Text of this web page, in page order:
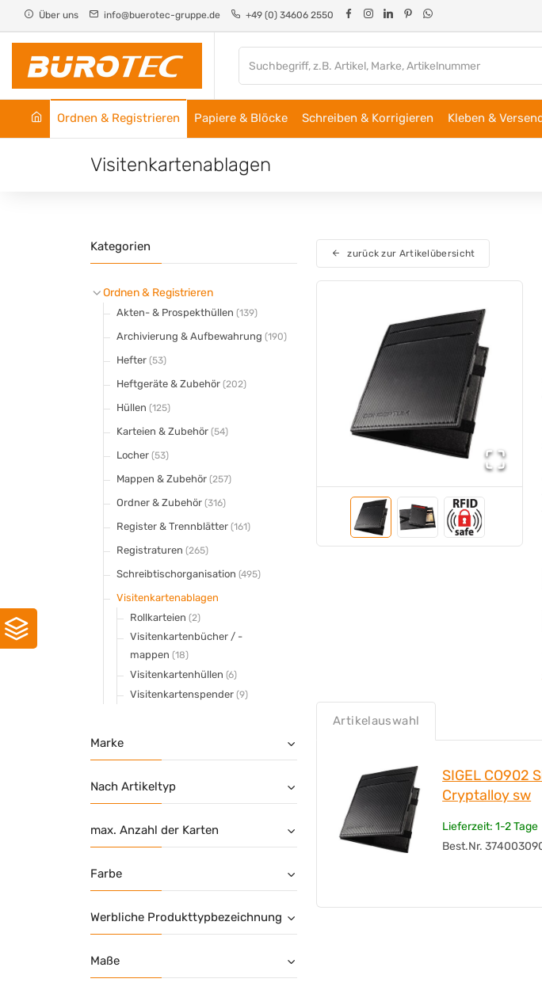
Über uns info@buerotec-gruppe.de +49 (0) 34606 2550
Ordnen & Registrieren Papiere & Blöcke Schreiben & Korrigieren Kleben &
Visitenkartenablagen
Kategorien
Ordnen & Registrieren
Akten- & Prospekthüllen (139)
Archivierung & Aufbewahrung (190)
Hefter (53)
Heftgeräte & Zubehör (202)
Hüllen (125)
Karteien & Zubehör (54)
Locher (53)
Mappen & Zubehör (257)
Ordner & Zubehör (316)
Register & Trennblätter (161)
Registraturen (265)
Schreibtischorganisation (495)
Visitenkartenablagen
Rollkarteien (2)
Visitenkartenbücher / -
mappen (18)
Visitenkartenhüllen (6)
Visitenkartenspender (9)
Marke
Nach Artikeltyp
max. Anzahl der Karten
Farbe
Werbliche Produkttypbezeichnung
Maße
zurück zur Artikelübersicht
Artikelauswahl
SIGEL CO902
Cryptalloy sw
Lieferzeit: 1-2 Tage
Best.Nr.
Cookie-Einstellungen